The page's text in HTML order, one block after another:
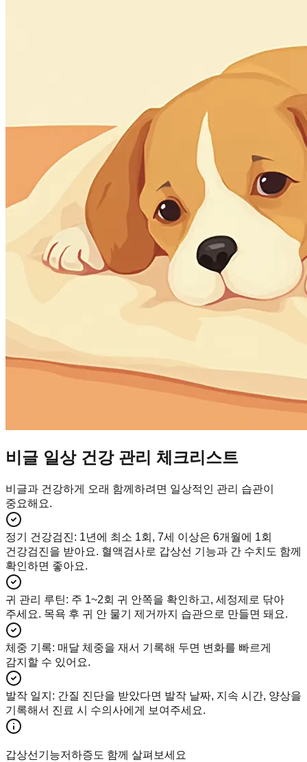
비글 일상 건강 관리 체크리스트
비글과 건강하게 오래 함께하려면 일상적인 관리 습관이
중요해요.
정기 건강검진: 1년에 최소 1회, 7세 이상은 6개월에 1회
건강검진을 받아요. 혈액검사로 갑상선 기능과 간 수치도 함께
확인하면 좋아요.
귀 관리 루틴: 주 1~2회 귀 안쪽을 확인하고, 세정제로 닦아
주세요. 목욕 후 귀 안 물기 제거까지 습관으로 만들면 돼요.
체중 기록: 매달 체중을 재서 기록해 두면 변화를 빠르게
감지할 수 있어요.
발작 일지 : 간질 진단을 받았다면 발작 날짜, 지속 시간, 양상을
기록해서 진료 시 수의사에게 보여주세요.
갑상선기능저하증도 함께 살펴보세요